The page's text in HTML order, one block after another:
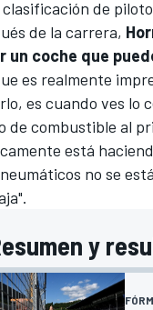
clasificación de
de la carrera,
un coche que
es realmente
es cuando ves lo
de combustible al
está
no se
y